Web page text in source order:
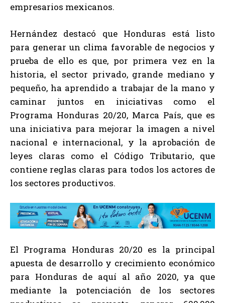
empresarios mexicanos.
Hernández destacó que Honduras está listo
para generar un clima favorable de negocios y
prueba de ello es que, por primera vez en la
historia, el sector privado, grande mediano y
pequeño, ha aprendido a trabajar de la mano y
caminar juntos en iniciativas como el
Programa Honduras 20/20, Marca País, que es
una iniciativa para mejorar la imagen a nivel
nacional e internacional, y la aprobación de
leyes claras como el Código Tributario, que
contiene reglas claras para todos los actores de
los sectores productivos.
El Programa Honduras 20/20 es la principal
apuesta de desarrollo y crecimiento económico
para Honduras de aquí al año 2020, ya que
mediante la potenciación de los sectores